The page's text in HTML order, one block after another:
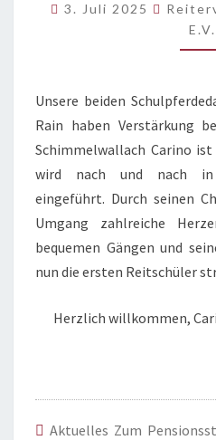
3. Juli 2025
E.V.
Unsere beiden
Rain haben Verstärkung
Schimmelwallach Carino
wird nach und nach in
eingeführt. Durch seinen
Umgang zahlreiche
bequemen Gängen und
nun die ersten Reitschüler
Herzlich willkommen,
Aktuelles Zum